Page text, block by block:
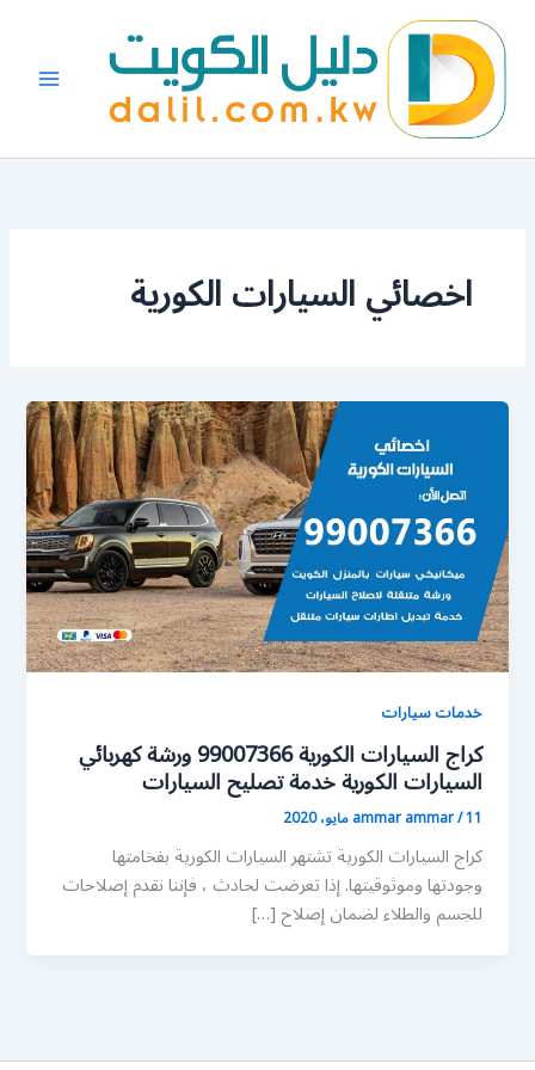
المحتوى
اخصائي السيارات الكورية
خدمات سيارات
كراج السيارات الكورية 99007366 ورشة كهربائي
السيارات الكورية خدمة تصليح السيارات
ammar ammar/11 مايو، 2020
كراج السيارات الكورية تشتهر السيارات الكورية بفخامتها
وجودتها وموثوقيتها. إذا تعرضت لحادث ، فإننا نقدم إصلاحات
للجسم والطلاء لضمان إصلاح […]